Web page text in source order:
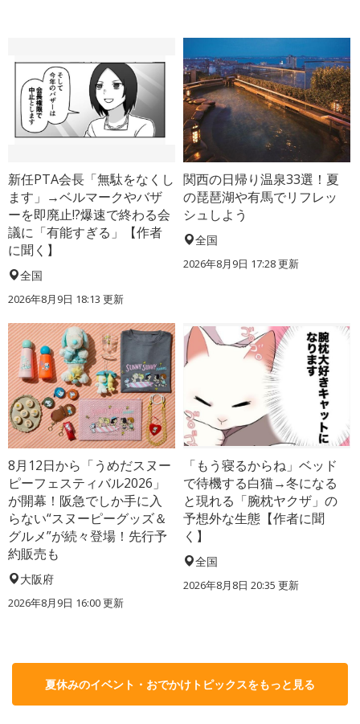
新任PTA会長「無駄をなくし
ます」→ベルマークやバザ
ーを即廃止!?爆速で終わる会
議に「有能すぎる」【作者
に聞く】
全国
2026年8月9日 18:13 更新
関西の日帰り温泉33選！夏
の琵琶湖や有馬でリフレッ
シュしよう
全国
2026年8月9日 17:28更新
8月12日から「うめだスヌー
ピーフェスティバル2026」
が開幕！阪急でしか手に入
らない“スヌーピーグッズ＆
グルメ”が続々登場！先行予
約販売も
大阪府
2026年8月9日 16:00更新
「もう寝るからね」ベッド
で待機する白猫→冬になる
と現れる「腕枕ヤクザ」の
予想外な生態【作者に聞
く】
全国
2026年8月8日 20:35 更新
夏休みのイベント・おでかけトピックスをもっと見る